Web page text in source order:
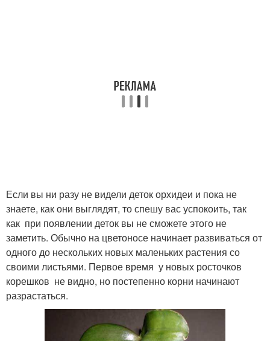
Если вы ни разу не видели деток орхидеи и пока не
знаете, как они выглядят, то спешу вас успокоить, так
как при появлении деток вы не сможете этого не
заметить. Обычно на цветоносе начинает развиваться от
одного до нескольких новых маленьких растения со
своими листьями. Первое время у новых росточков
корешков не видно, но постепенно корни начинают
разрастаться.